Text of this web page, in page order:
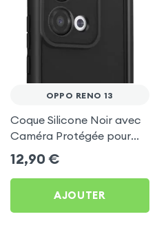
OPPO RENO 13
Coque Silicone Noir avec
Caméra Protégée pour
Oppo Reno 13
12,90 €
AJOUTER